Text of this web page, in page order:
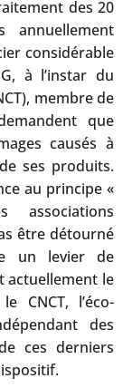
des 20
considérable
à l’instar du
membre de
que
causés à
ses produits.
au principe «
associations
être détourné
un levier de
actuellement le
CNCT, l’éco-
des
ces derniers